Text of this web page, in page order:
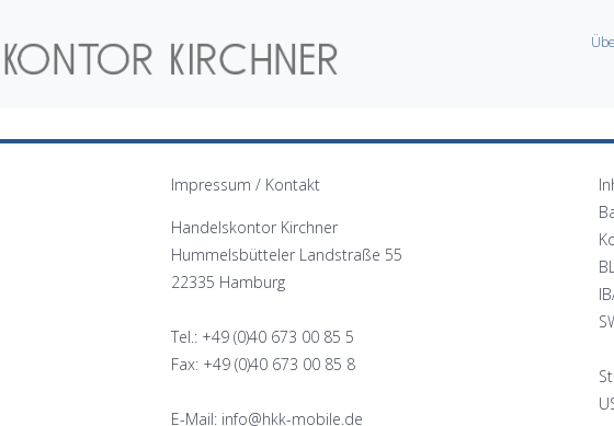
Impressum / Kontakt
Handelskontor Kirchner
Hummelsbütteler Landstraße 55
22335 Hamburg
Tel.: +49 (0)40 673 00 85 5
Fax: +49 (0)40 673 00 85 8
E-Mail: info@hkk-mobile.de